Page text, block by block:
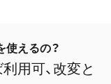
使えるの？
用可、改変と